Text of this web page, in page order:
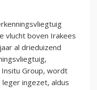
vlucht boven Irakees
al drieduizend
Group, wordt
ingezet, aldus